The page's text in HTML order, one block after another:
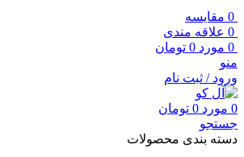
0 مقايسه
0 علاقه مندی
0 مورد 0 تومان
منو
ورود / ثبت نام
0 مورد 0 تومان
جستجو
دسته بندی محصولات